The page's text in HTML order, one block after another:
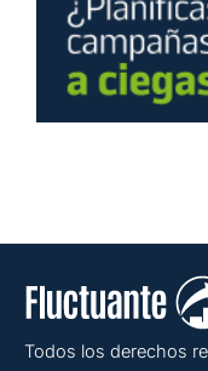
Todos los derechos